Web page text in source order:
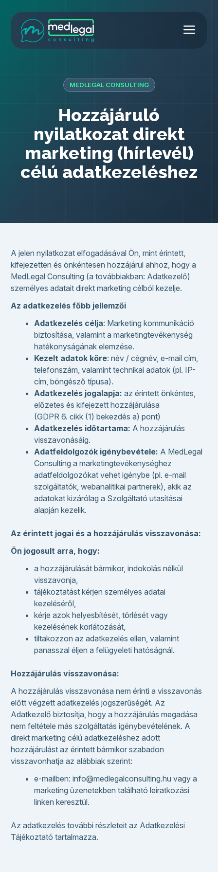
tartalombaMedLegal Consulting
MEDLEGAL CONSULTING
Hozzájáruló
nyilatkozat direkt
marketing (hírlevél)
célú adatkezeléshez
A jelen nyilatkozat elfogadásával Ön, mint érintett,
kifejezetten és önkéntesen hozzájárul ahhoz, hogy a
MedLegal Consulting (a továbbiakban: Adatkezelő)
személyes adatait direkt marketing célból kezelje.
Az adatkezelés főbb jellemzői
Adatkezelés célja: Marketing kommunikáció
biztosítása, valamint a marketingtevékenység
hatékonyságának elemzése.
Kezelt adatok köre: név / cégnév, e-mail cím,
telefonszám, valamint technikai adatok (pl. IP-
cím, böngésző típusa).
Adatkezelés jogalapja: az érintett önkéntes,
előzetes és kifejezett hozzájárulása
(GDPR 6. cikk (1) bekezdés a) pont)
Adatkezelés időtartama: A hozzájárulás
visszavonásáig.
Adatfeldolgozók igénybevétele: A MedLegal
Consulting a marketingtevékenységhez
adatfeldolgozókat vehet igénybe (pl. e-mail
szolgáltatók, webanalitikai partnerek), akik az
adatokat kizárólag a Szolgáltató utasításai
alapján kezelik.
Az érintett jogai és a hozzájárulás visszavonása:
Ön jogosult arra, hogy:
a hozzájárulását bármikor, indokolás nélkül
visszavonja,
tájékoztatást kérjen személyes adatai
kezeléséről,
kérje azok helyesbítését, törlését vagy
kezelésének korlátozását,
tiltakozzon az adatkezelés ellen, valamint
panasszal éljen a felügyeleti hatóságnál.
Hozzájárulás visszavonása:
A hozzájárulás visszavonása nem érinti a visszavonás
előtt végzett adatkezelés jogszerűségét. Az
Adatkezelő biztosítja, hogy a hozzájárulás megadása
nem feltétele más szolgáltatás igénybevételének. A
direkt marketing célú adatkezeléshez adott
hozzájárulást az érintett bármikor szabadon
visszavonhatja az alábbiak szerint:
e-mailben:info@medlegalconsulting.hu vagy a
marketing üzenetekben található leiratkozási
linken keresztül.
Az adatkezelés további részleteit az Adatkezelési
Tájékoztató tartalmazza.